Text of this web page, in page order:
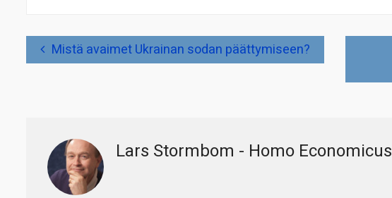
Artikkelien
selausMistä avaimet Ukrainan sodan päättymiseen?
Lars Stormbom - Homo Economicus